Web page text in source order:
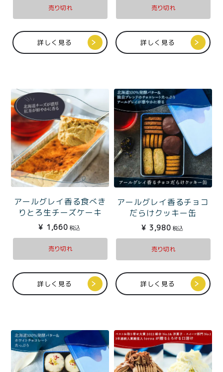
売り切れ
詳しく見る
売り切れ
詳しく見る
アールグレイ香る食べき
りとろ生チーズケーキ
¥ 1,660 税込
売り切れ
詳しく見る
アールグレイ香るチョコ
だらけクッキー缶
¥ 3,980 税込
売り切れ
詳しく見る